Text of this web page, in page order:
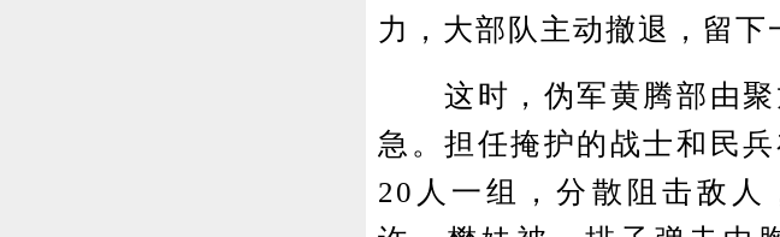
力，大部队主动撤退，留下
这时，伪军黄腾部由聚
急。担任掩护的战士和民
20人一组，分散阻击敌